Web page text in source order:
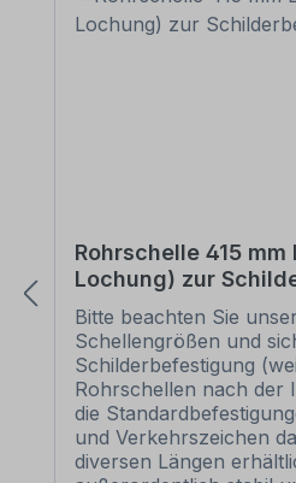
Rohrschelle 415
Lochung) zur
Bitte beachten Sie
Schellengrößen und
Schilderbefestigung
Rohrschellen nach der
die
und Verkehrszeichen
diversen Längen